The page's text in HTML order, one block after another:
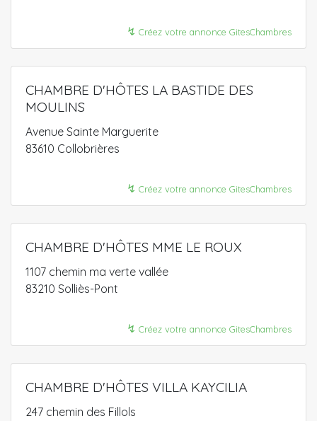
↯ Créez votre annonce GitesChambres
CHAMBRE D'HÔTES LA BASTIDE DES
MOULINS
Avenue Sainte Marguerite
83610 Collobrières
↯ Créez votre annonce GitesChambres
CHAMBRE D'HÔTES MME LE ROUX
1107 chemin ma verte vallée
83210 Solliès-Pont
↯ Créez votre annonce GitesChambres
CHAMBRE D'HÔTES VILLA KAYCILIA
247 chemin des Fillols